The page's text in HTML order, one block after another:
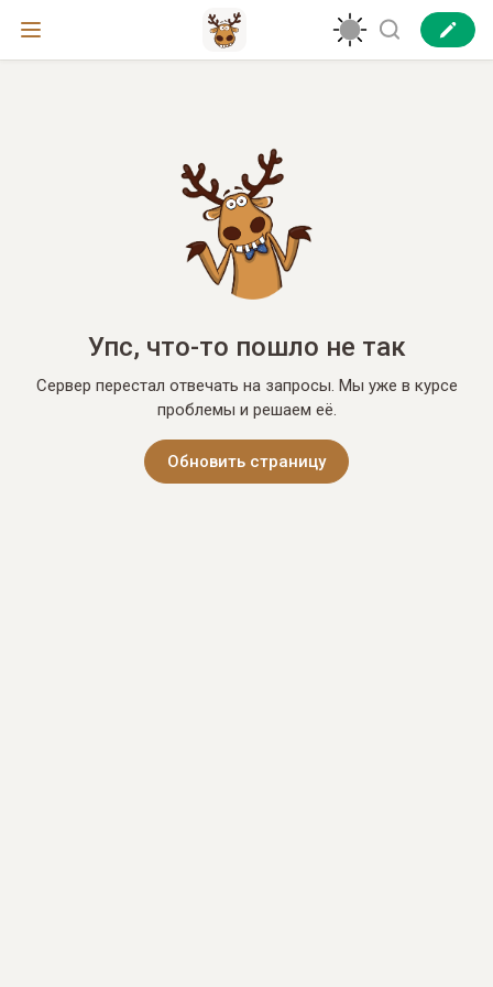
Упс, что-то пошло не так
Сервер перестал отвечать на запросы. Мы уже в курсе
проблемы и решаем её.
Обновить страницу